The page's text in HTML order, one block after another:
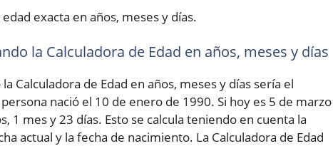
exacta en años, meses y días.
la Calculadora de Edad en años, meses y días
Calculadora de Edad en años, meses y días sería el
nació el 10 de enero de 1990. Si hoy es 5 de marzo
1 mes y 23 días. Esto se calcula teniendo en cuenta la
actual y la fecha de nacimiento. La Calculadora de Edad